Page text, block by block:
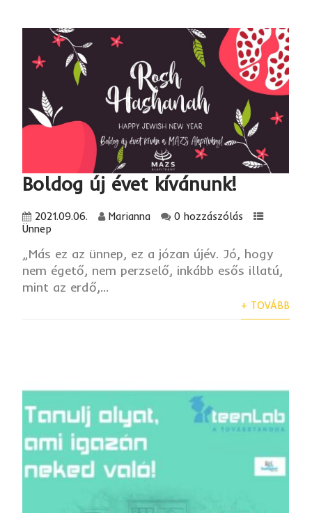
Boldog új évet kívánunk!
2021.09.06. Marianna
0 hozzászólás
Ünnep
„Más ez az ünnep, ez a józan újév. Jó, hogy
nem égető, nem perzselő, inkább esős illatú,
mint az erdő,...
+ TOVÁBB